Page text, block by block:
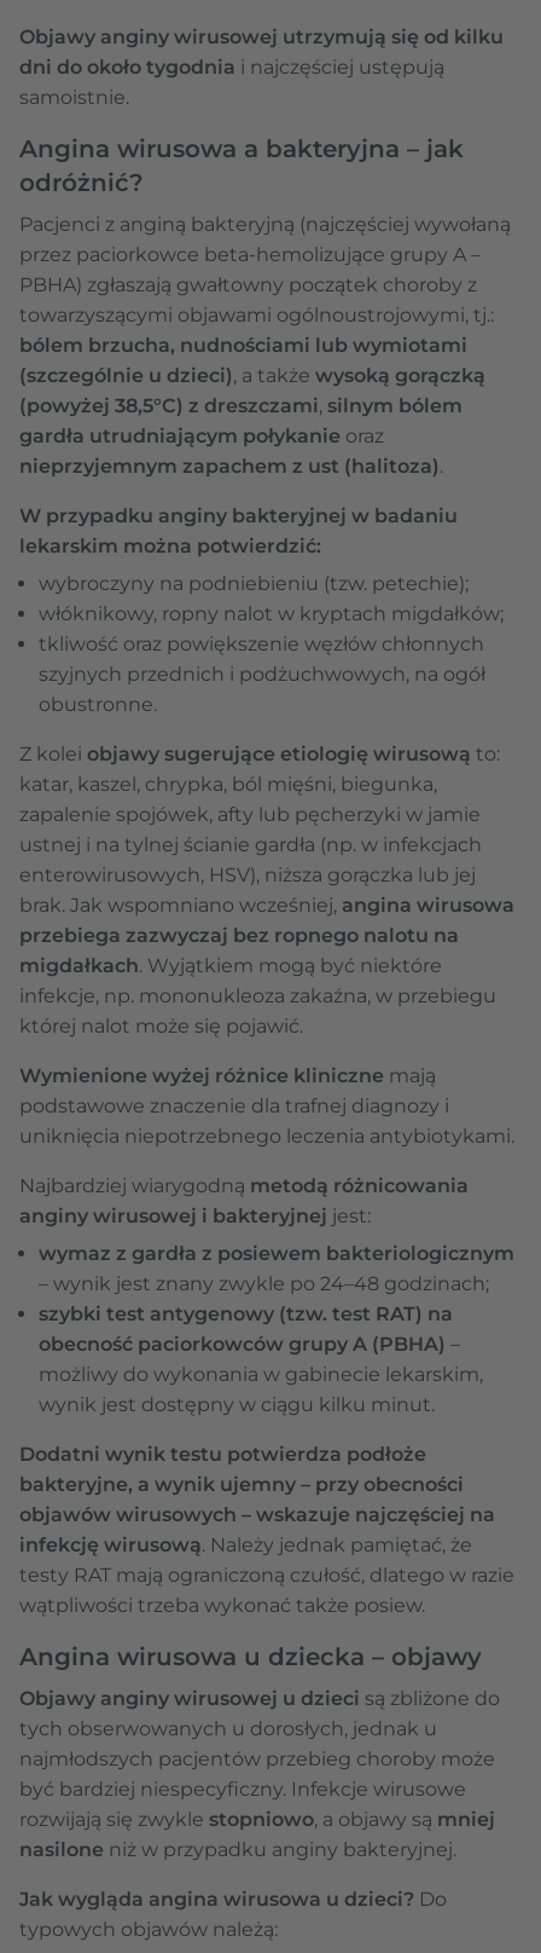
Objawy anginy wirusowej utrzymują się od kilku
dni do około tygodnia i najczęściej ustępują
samoistnie.
Angina wirusowa a bakteryjna – jak
odróżnić?
Pacjenci z anginą bakteryjną (najczęściej wywołaną
przez paciorkowce beta-hemolizujące grupy A –
PBHA) zgłaszają gwałtowny początek choroby z
towarzyszącymi objawami ogólnoustrojowymi, tj.:
bólem brzucha, nudnościami lub wymiotami
(szczególnie u dzieci), a także wysoką gorączką
(powyżej 38,5°C) z dreszczami, silnym bólem
gardła utrudniającym połykanie oraz
nieprzyjemnym zapachem z ust (halitoza).
W przypadku anginy bakteryjnej w badaniu
lekarskim można potwierdzić:
wybroczyny na podniebieniu (tzw. petechie);
włóknikowy, ropny nalot w kryptach migdałków;
tkliwość oraz powiększenie węzłów chłonnych
szyjnych przednich i podżuchwowych, na ogół
obustronne.
Z kolei objawy sugerujące etiologię wirusową to:
katar, kaszel, chrypka, ból mięśni, biegunka,
zapalenie spojówek, afty lub pęcherzyki w jamie
ustnej i na tylnej ścianie gardła (np. w infekcjach
enterowirusowych, HSV), niższa gorączka lub jej
brak. Jak wspomniano wcześniej, angina wirusowa
przebiega zazwyczaj bez ropnego nalotu na
migdałkach. Wyjątkiem mogą być niektóre
infekcje, np. mononukleoza zakaźna, w przebiegu
której nalot może się pojawić.
Wymienione wyżej różnice kliniczne mają
podstawowe znaczenie dla trafnej diagnozy i
uniknięcia niepotrzebnego leczenia antybiotykami.
Najbardziej wiarygodną metodą różnicowania
anginy wirusowej i bakteryjnej jest:
wymaz z gardła z posiewem bakteriologicznym
– wynik jest znany zwykle po 24–48 godzinach;
szybki test antygenowy (tzw. test RAT) na
obecność paciorkowców grupy A (PBHA) –
możliwy do wykonania w gabinecie lekarskim,
wynik jest dostępny w ciągu kilku minut.
Dodatni wynik testu potwierdza podłoże
bakteryjne, a wynik ujemny – przy obecności
objawów wirusowych – wskazuje najczęściej na
infekcję wirusową. Należy jednak pamiętać, że
testy RAT mają ograniczoną czułość, dlatego w razie
wątpliwości trzeba wykonać także posiew.
Angina wirusowa u dziecka – objawy
Objawy anginy wirusowej u dzieci są zbliżone do
tych obserwowanych u dorosłych, jednak u
najmłodszych pacjentów przebieg choroby może
być bardziej niespecyficzny. Infekcje wirusowe
rozwijają się zwykle stopniowo, a objawy są mniej
nasilone niż w przypadku anginy bakteryjnej.
Jak wygląda angina wirusowa u dzieci? Do
typowych objawów należą: